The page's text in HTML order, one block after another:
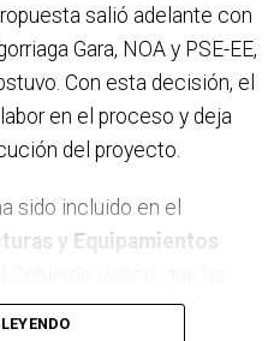
salió adelante con
Gara, NOA y PSE-EE,
Con esta decisión, el
en el proceso y deja
del proyecto.
sido incluido en el
y Equipamientos
presupuestos de 2026